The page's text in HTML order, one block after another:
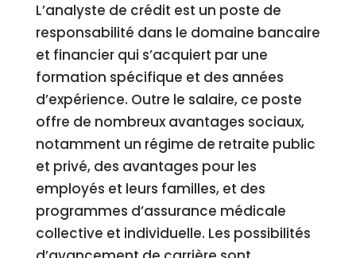
L’analyste de crédit est un poste de
responsabilité dans le domaine bancaire
et financier qui s’acquiert par une
formation spécifique et des années
d’expérience. Outre le salaire, ce poste
offre de nombreux avantages sociaux,
notamment un régime de retraite public
et privé, des avantages pour les
employés et leurs familles, et des
programmes d’assurance médicale
collective et individuelle. Les possibilités